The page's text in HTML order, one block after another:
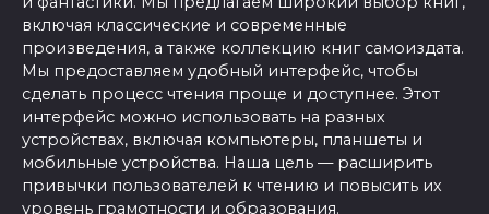
включая классические и современные
произведения, а также коллекцию книг самоиздата.
Мы предоставляем удобный интерфейс, чтобы
сделать процесс чтения проще и доступнее. Этот
интерфейс можно использовать на разных
устройствах, включая компьютеры, планшеты и
мобильные устройства. Наша цель — расширить
привычки пользователей к чтению и повысить их
уровень грамотности и образования.